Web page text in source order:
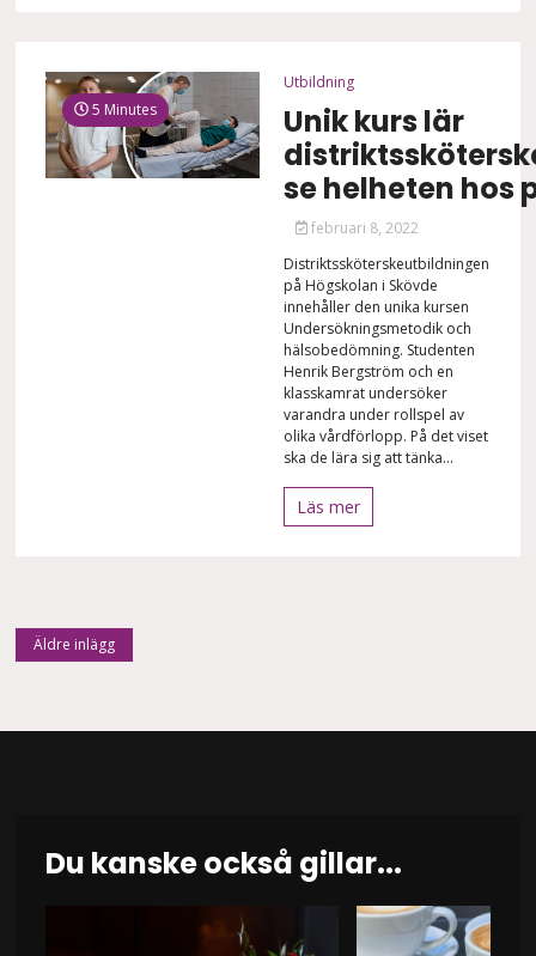
5 Minutes
Utbildning
Unik kurs lär
se helheten hos
februari 8, 2022
Distriktssköterskeutbildningen
på Högskolan i Skövde
innehåller den unika kursen
Undersökningsmetodik och
hälsobedömning. Studenten
Henrik Bergström och en
klasskamrat undersöker
varandra under rollspel av
olika vårdförlopp. På det viset
ska de lära sig att tänka...
Läs mer
Inläggsnavigering
Äldre inlägg
Du kanske också gillar...